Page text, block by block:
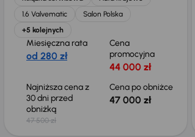
1.6 Valvematic
Salon Polska
+5 kolejnych
Miesięczna rata
od 280 zł
Cena
promocyjna
44 000 zł
Najniższa cena z
30 dni przed
obniżką
47 500 zł
Cena po obniżce
47 000 zł
Taniej o 1 000 zł